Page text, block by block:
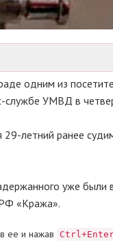
одним из
службе УМВД в
летний ранее
уже
«Кража».
ее и нажав